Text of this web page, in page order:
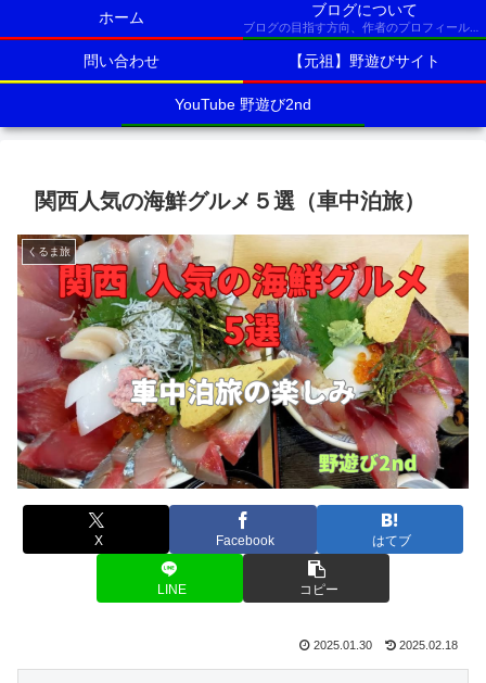
ホーム ブログについて
ブログの目指す方向、作者のプロフィールなど
問い合わせ 【元祖】野遊びサイト
YouTube 野遊び2nd
関西人気の海鮮グルメ５選（車中泊旅）
くるま旅
X Facebook はてブ
LINE コピー
2025.01.30 2025.02.18